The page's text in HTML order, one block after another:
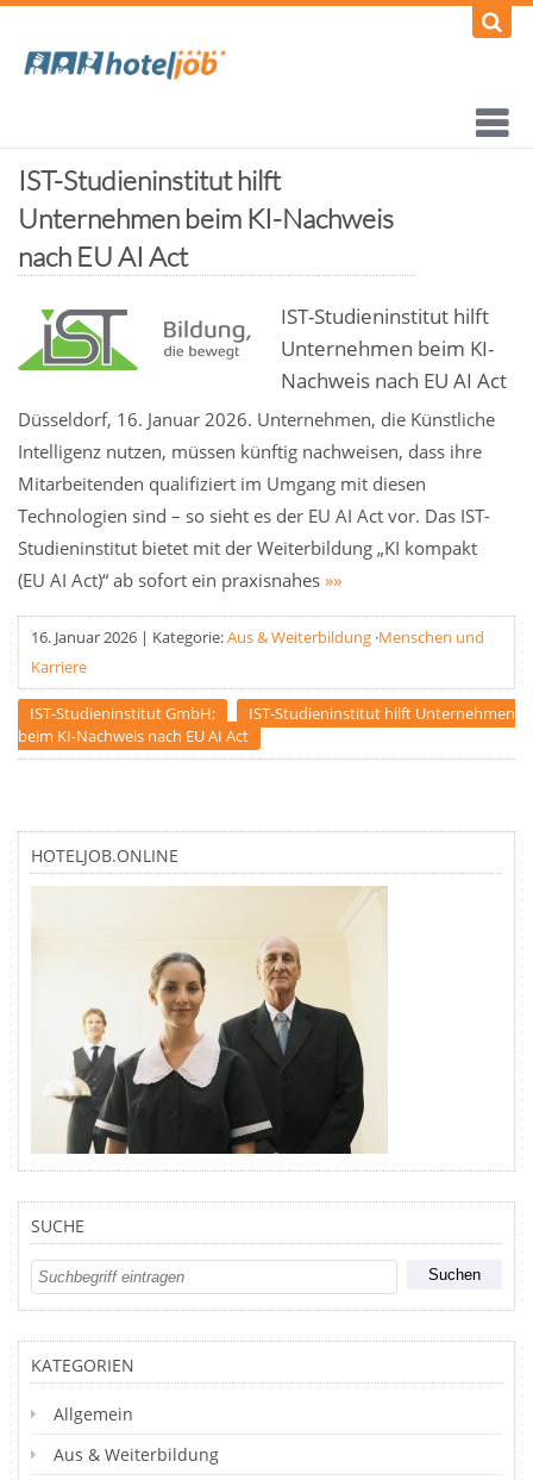
IST-Studieninstitut hilft
Unternehmen beim KI-Nachweis
nach EU AI Act
IST-Studieninstitut hilft
Unternehmen beim KI-
Nachweis nach EU AI Act
Düsseldorf, 16. Januar 2026. Unternehmen, die Künstliche
Intelligenz nutzen, müssen künftig nachweisen, dass ihre
Mitarbeitenden qualifiziert im Umgang mit diesen
Technologien sind – so sieht es der EU AI Act vor. Das IST-
Studieninstitut bietet mit der Weiterbildung „KI kompakt
(EU AI Act)“ ab sofort ein praxisnahes »»
16. Januar 2026 | Kategorie:Aus & Weiterbildung ·Menschen und
Karriere
IST-Studieninstitut GmbH;
IST-Studieninstitut hilft Unternehmen
beim KI-Nachweis nach EU AI Act
HOTELJOB.ONLINE
SUCHE
KATEGORIEN
Allgemein
Aus & Weiterbildung